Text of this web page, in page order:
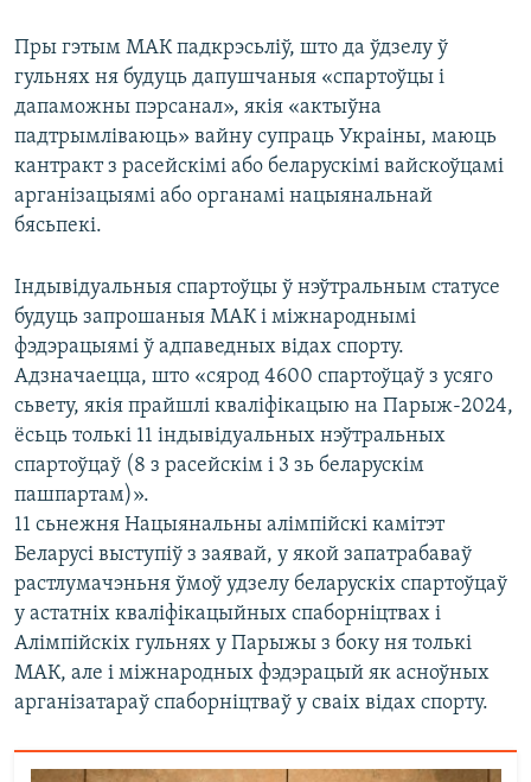
Пры гэтым МАК падкрэсьліў, што да ўдзелу ў
гульнях ня будуць дапушчаныя «спартоўцы і
дапаможны пэрсанал», якія «актыўна
падтрымліваюць» вайну супраць Украіны, маюць
кантракт з расейскімі або беларускімі вайскоўцамі
арганізацыямі або органамі нацыянальнай
бясьпекі.
Індывідуальныя спартоўцы ў нэўтральным статусе
будуць запрошаныя МАК і міжнароднымі
фэдэрацыямі ў адпаведных відах спорту.
Адзначаецца, што «сярод 4600 спартоўцаў з усяго
сьвету, якія прайшлі кваліфікацыю на Парыж-2024,
ёсьць толькі 11 індывідуальных нэўтральных
спартоўцаў (8 з расейскім і 3 зь беларускім
пашпартам)».
11 сьнежня Нацыянальны алімпійскі камітэт
Беларусі выступіў з заявай, у якой запатрабаваў
растлумачэньня ўмоў удзелу беларускіх спартоўцаў
у астатніх кваліфікацыйных спаборніцтвах і
Алімпійскіх гульнях у Парыжы з боку ня толькі
МАК, але і міжнародных фэдэрацый як асноўных
арганізатараў спаборніцтваў у сваіх відах спорту.